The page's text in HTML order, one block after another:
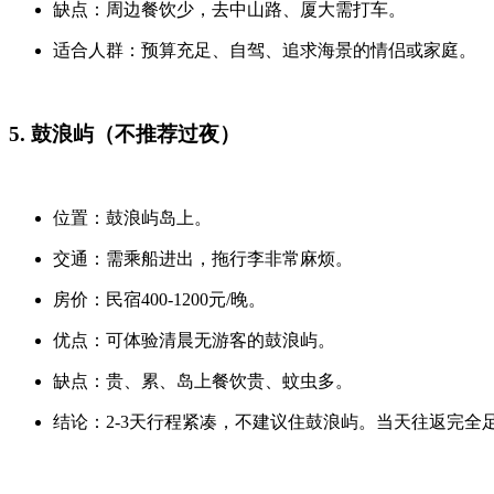
缺点：周边餐饮少，去中山路、厦大需打车。
适合人群：预算充足、自驾、追求海景的情侣或家庭。
5. 鼓浪屿（不推荐过夜）
位置：鼓浪屿岛上。
交通：需乘船进出，拖行李非常麻烦。
房价：民宿400-1200元/晚。
优点：可体验清晨无游客的鼓浪屿。
缺点：贵、累、岛上餐饮贵、蚊虫多。
结论：2-3天行程紧凑，不建议住鼓浪屿。当天往返完全